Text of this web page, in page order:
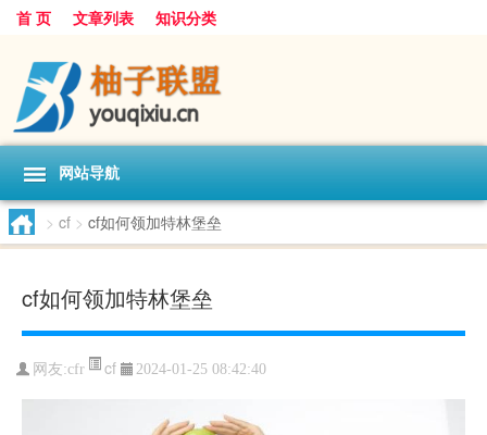
首 页 文章列表 知识分类
网站导航
> cf > cf如何领加特林堡垒
cf如何领加特林堡垒
网友:cfr cf 2024-01-25 08:42:40